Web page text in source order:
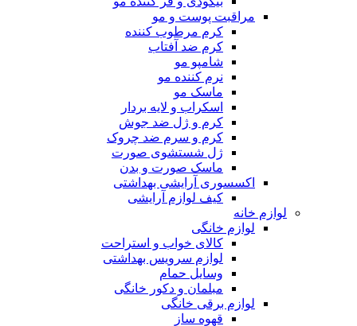
مراقبت پوست و مو
کرم مرطوب کننده
کرم ضد آفتاب
شامپو مو
نرم کننده مو
ماسک مو
اسکراب و لایه بردار
کرم و ژل ضد جوش
کرم و سرم ضد چروک
ژل شستشوی صورت
ماسک صورت و بدن
اکسسوری آرایشی بهداشتی
کیف لوازم آرایشی
لوازم خانه
لوازم خانگی
کالای خواب و استراحت
لوازم سرویس بهداشتی
وسایل حمام
مبلمان و دکور خانگی
لوازم برقی خانگی
قهوه ساز